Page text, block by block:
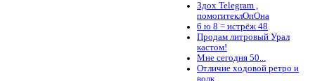
Здох Telegram ,
помогитеклОпОна
6 ю 8 = истрёж 48
Продам литровый Урал
кастом!
Мне сегодня 50...
Отличие ходовой ретро и
волк